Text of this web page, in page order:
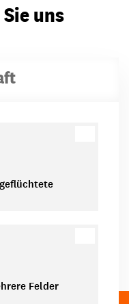
uns
Felder